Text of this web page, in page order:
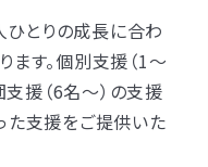
とりの成長に合わ
す。個別支援（1〜
支援（6名〜）の支援
た支援をご提供いた